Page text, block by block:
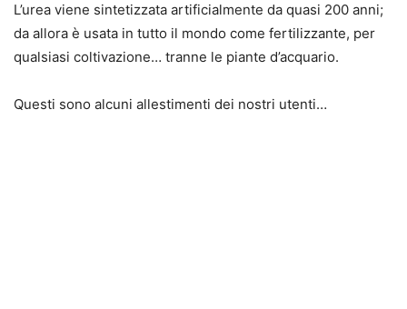
L’urea viene sintetizzata artificialmente da quasi 200 anni;
da allora è usata in tutto il mondo come fertilizzante, per
qualsiasi coltivazione… tranne le piante d’acquario.
Questi sono alcuni allestimenti dei nostri utenti…